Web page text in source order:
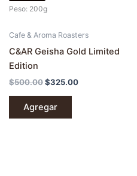
Peso: 200g
Cafe & Aroma Roasters
C&AR Geisha Gold Limited
Edition
$500.00$325.00
Agregar